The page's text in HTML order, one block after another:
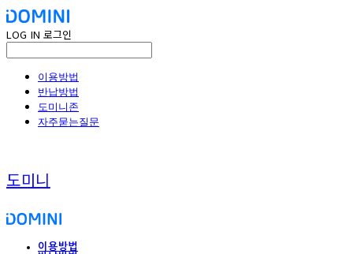
LOG IN 로그인
이용방법
반납방법
도미니존
자주묻는질문
도미니
이용방법